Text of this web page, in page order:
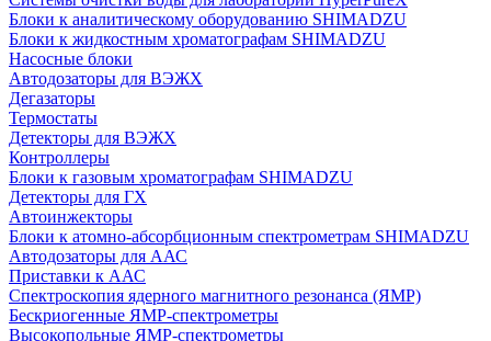
Блоки к аналитическому оборудованию SHIMADZU
Блоки к жидкостным хроматографам SHIMADZU
Насосные блоки
Автодозаторы для ВЭЖХ
Дегазаторы
Термостаты
Детекторы для ВЭЖХ
Контроллеры
Блоки к газовым хроматографам SHIMADZU
Детекторы для ГХ
Автоинжекторы
Блоки к атомно-абсорбционным спектрометрам SHIMADZU
Автодозаторы для ААС
Приставки к ААС
Спектроскопия ядерного магнитного резонанса (ЯМР)
Бескриогенные ЯМР‑спектрометры
Высокопольные ЯМР‑спектрометры